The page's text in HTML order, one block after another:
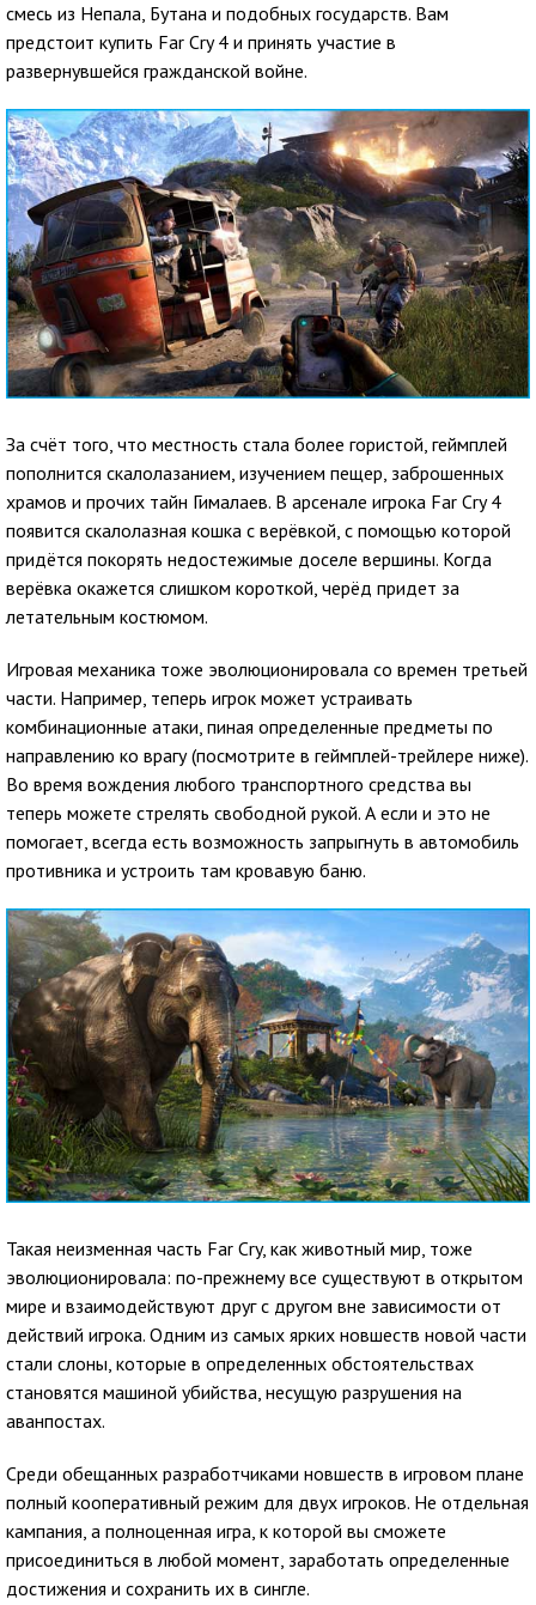
смесь из Непала, Бутана и подобных государств. Вам
предстоит купить Far Cry 4 и принять участие в
развернувшейся гражданской войне.
За счёт того, что местность стала более гористой, геймплей
пополнится скалолазанием, изучением пещер, заброшенных
храмов и прочих тайн Гималаев. В арсенале игрока Far Cry 4
появится скалолазная кошка с верёвкой, с помощью которой
придётся покорять недостежимые доселе вершины. Когда
верёвка окажется слишком короткой, черёд придет за
летательным костюмом.
Игровая механика тоже эволюционировала со времен третьей
части. Например, теперь игрок может устраивать
комбинационные атаки, пиная определенные предметы по
направлению ко врагу (посмотрите в геймплей-трейлере ниже).
Во время вождения любого транспортного средства вы
теперь можете стрелять свободной рукой. А если и это не
помогает, всегда есть возможность запрыгнуть в автомобиль
противника и устроить там кровавую баню.
Такая неизменная часть Far Cry, как животный мир, тоже
эволюционировала: по-прежнему все существуют в открытом
мире и взаимодействуют друг с другом вне зависимости от
действий игрока. Одним из самых ярких новшеств новой части
стали слоны, которые в определенных обстоятельствах
становятся машиной убийства, несущую разрушения на
аванпостах.
Среди обещанных разработчиками новшеств в игровом плане
полный кооперативный режим для двух игроков. Не отдельная
кампания, а полноценная игра, к которой вы сможете
присоединиться в любой момент, заработать определенные
достижения и сохранить их в сингле.